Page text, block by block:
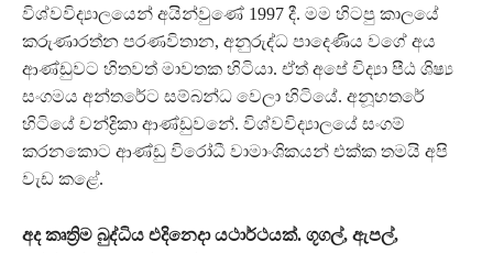
විශ්වවිද්‍යාලයෙන් අයින්වුණේ 1997 දී. මම හිටපු කාලයේ
කරුණාරත්න පරණවිතාන, අනුරුද්ධ පාදෙණිය වගේ අය
ආණ්ඩුවට හිතවත් මාවතක හිටියා. ඒත් අපේ විද්‍යා පීඨ ශිෂ්‍ය
සංගමය අන්තරේට සම්බන්ධ වෙලා හිටියේ. අනූහතරේ
හිටියේ චන්ද්‍රිකා ආණ්ඩුවනේ. විශ්වවිද්‍යාලයේ සංගම්
කරනකොට ආණ්ඩු විරෝධී වාමාංශිකයන් එක්ක තමයි අපි
වැඩ කළේ.
අද කෘත්‍රිම බුද්ධිය එදිනෙදා යථාර්ථයක්. ගූගල්, ඇපල්,